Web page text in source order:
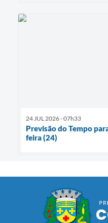
24 JUL 2026 - 07h33
Previsão do Tempo
feira (24)